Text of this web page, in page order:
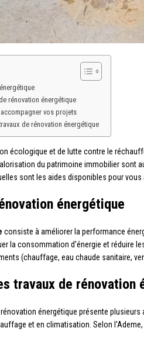
rénovation énergétique
vos projets
de rénovation énergétique
écologique et de lutte contre le
du patrimoine immobilier sont
sont les aides disponibles pour
énergétique
consiste à améliorer la performance
la consommation d’énergie et réduire
(chauffage, eau chaude sanitaire,
travaux de rénovation
énergétique présente
et en climatisation. Selon